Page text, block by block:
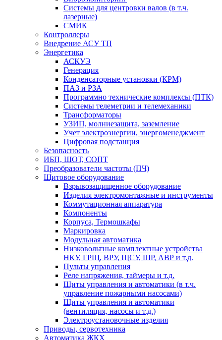
Системы для центровки валов (в т.ч.
лазерные)
СМИК
Контроллеры
Внедрение АСУ ТП
Энергетика
АСКУЭ
Генерация
Конденсаторные установки (КРМ)
ПАЗ и РЗА
Программно технические комплексы (ПТК)
Системы телеметрии и телемеханики
Трансформаторы
УЗИП, молниезащита, заземление
Учет электроэнергии, энергоменеджмент
Цифровая подстанция
Безопасность
ИБП, ШОТ, СОПТ
Преобразователи частоты (ПЧ)
Щитовое оборудование
Взрывозащищенное оборудование
Изделия электромонтажные и инструменты
Коммутационная аппаратура
Компоненты
Корпуса, Термошкафы
Маркировка
Модульная автоматика
Низковольтные комплектные устройства
НКУ, ГРЩ, ВРУ, ЩСУ, ШР, АВР и т.д.
Пульты управления
Реле напряжения, таймеры и т.д.
Щиты управления и автоматики (в т.ч.
управление пожарными насосами)
Щиты управления и автоматики
(вентиляция, насосы и т.д.)
Электроустановочные изделия
Приводы, сервотехника
Автоматика ЖКХ